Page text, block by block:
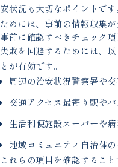
安状況も大切なポイントで
ためには、事前の情報収集が
事前に確認すべきチェック項
失敗を回避するためには、
とが有効です。
周辺の治安状況警察署や
交通アクセス最寄り駅や
生活利便施設スーパーや
地域コミュニティ自治体
これらの項目を確認するこ